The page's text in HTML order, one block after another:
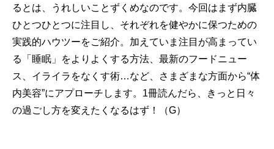
るとは、うれしいことずくめなのです。今回はまず内臓
ひとつひとつに注目し、それぞれを健やかに保つための
実践的ハウツーをご紹介。加えていま注目が高まってい
る「睡眠」をよりよくする方法、最新のフードニュー
ス、イライラをなくす術…など、さまざまな方面から“体
内美容”にアプローチします。1冊読んだら、きっと日々
の過ごし方を変えたくなるはず！（G）